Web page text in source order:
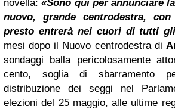
novella:«Sono qui per annunciare
nuovo, grande centrodestra,
presto entrerà nei cuori di tutti
mesi dopo il Nuovo centrodestra di
sondaggi balla pericolosamente
cento, soglia di sbarramento
distribuzione dei seggi nel
elezioni del 25 maggio, alle ultime